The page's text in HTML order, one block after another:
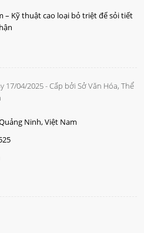
– Kỹ thuật cao loại bỏ triệt để sỏi tiết
17/04/2025 - Cấp bởi Sở Văn Hóa, Thể
Ninh, Việt Nam